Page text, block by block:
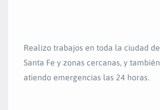
Realizo trabajos en toda la ciudad de
Santa Fe y zonas cercanas, y también
atiendo emergencias las 24 horas.